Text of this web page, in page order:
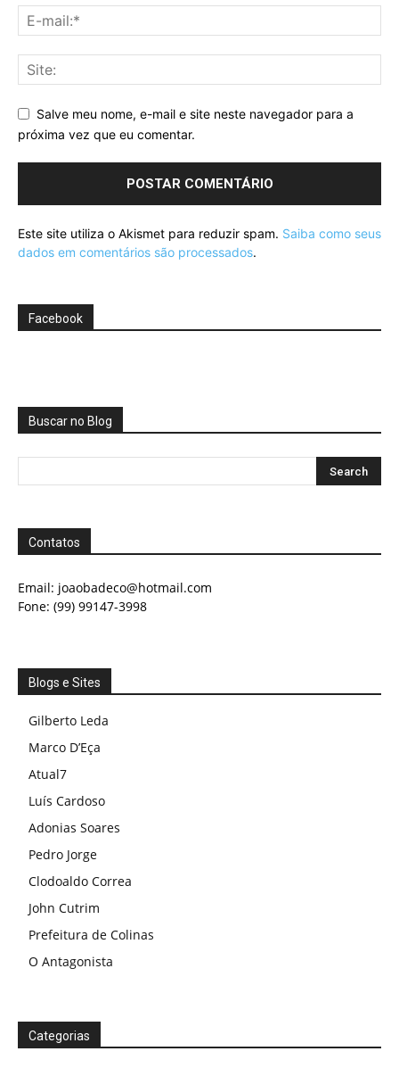
Salve meu nome, e-mail e site neste navegador para a
próxima vez que eu comentar.
Este site utiliza o Akismet para reduzir spam. Saiba como seus
dados em comentários são processados.
Facebook
Buscar no Blog
Contatos
Email: joaobadeco@hotmail.com
Fone: (99) 99147-3998
Blogs e Sites
Gilberto Leda
Marco D’Eça
Atual7
Luís Cardoso
Adonias Soares
Pedro Jorge
Clodoaldo Correa
John Cutrim
Prefeitura de Colinas
O Antagonista
Categorias